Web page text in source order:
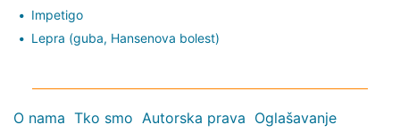
Impetigo
Lepra (guba, Hansenova bolest)
O nama Tko smo Autorska prava Oglašavanje